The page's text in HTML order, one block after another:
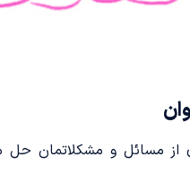
از مسائل و مشکلاتمان